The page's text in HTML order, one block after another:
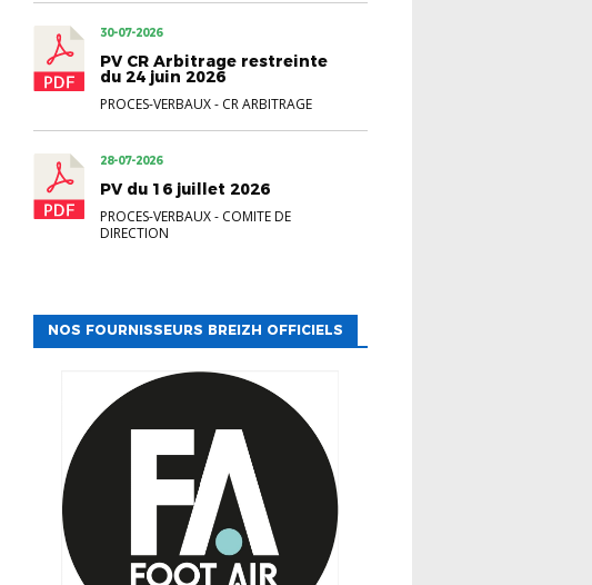
30-07-2026
PV CR Arbitrage restreinte
du 24 juin 2026
PROCES-VERBAUX- CR ARBITRAGE
28-07-2026
PV du 16 juillet 2026
PROCES-VERBAUX- COMITE DE
DIRECTION
NOS FOURNISSEURS BREIZH OFFICIELS